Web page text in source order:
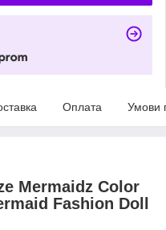
Оплата Умови
Mermaidz Color
Fashion Doll